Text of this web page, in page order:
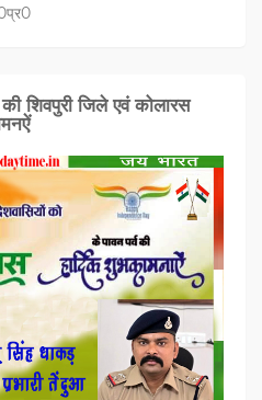
शिवपुरी जिले एवं कोलारस